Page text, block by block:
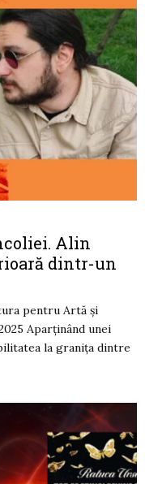
Alin
dintr-un
pentru Artă și
Aparținând unei
la granița dintre